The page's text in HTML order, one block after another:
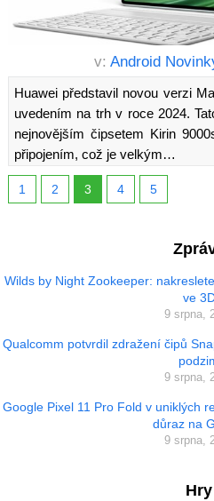
v: Android
Huawei představil novou verzi
uvedením na trh v roce 2024.
nejnovějším čipsetem Kirin
připojením, což je velkým…
1 2 3 4 5
Wilds by Night Zookeeper:
ve
9 srpna,
Qualcomm potvrdil zdražení čipů
9 srpna,
Google Pixel 11 Pro Fold v uniklých
důraz na
9 srpna,
Hry